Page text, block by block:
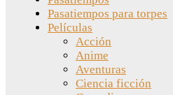
Pasatiempos para torpes
Películas
Acción
Anime
Aventuras
Ciencia ficción